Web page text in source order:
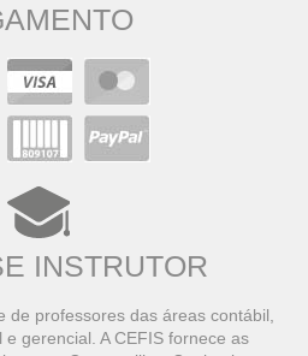
INSTRUTOR
de professores das áreas contábil,
gerencial. A CEFIS fornece as